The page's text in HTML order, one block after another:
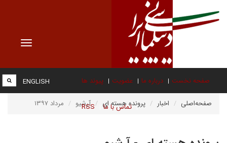
Toggle
صفحه نخست درباره ما عضویت پیوند ها
تماس با ما RSS
ENGLISH
صفحه‌اصلی اخبار پرونده هسته ای آرشیو مرداد ۱۳۹۷